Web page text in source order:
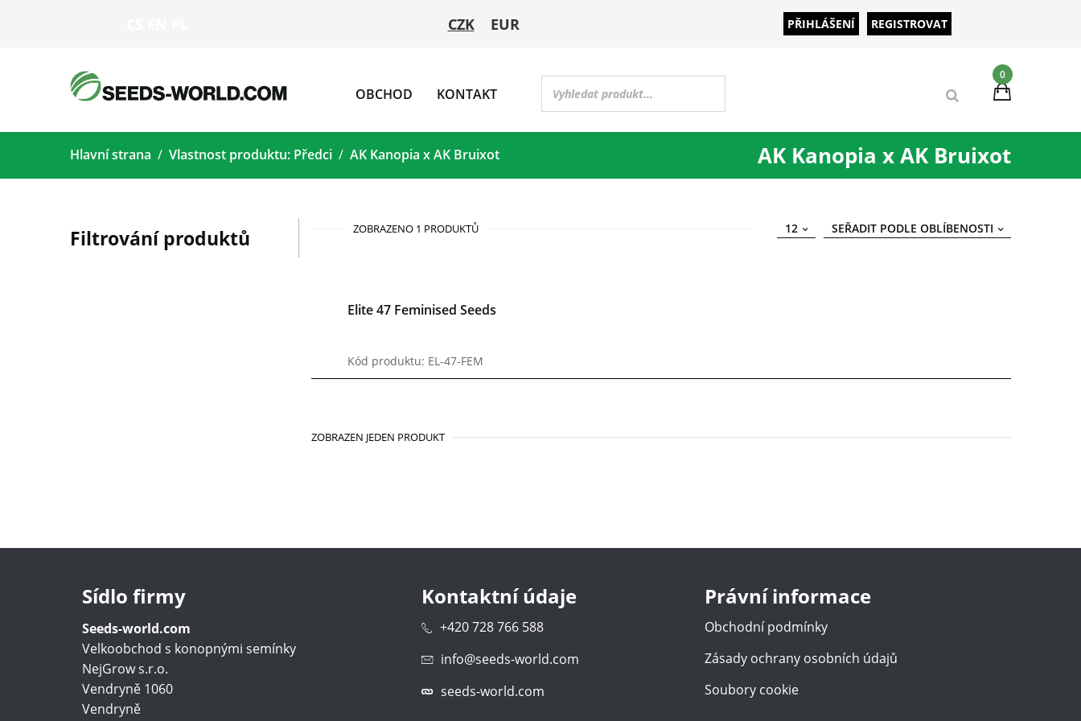
CZK EUR PŘIHLÁŠENÍ REGISTROVAT
0
OBCHOD KONTAKT
AK Kanopia x AK Bruixot
Hlavní strana Vlastnost produktu: Předci AK Kanopia x AK Bruixot
Filtrování produktů ZOBRAZENO 1 PRODUKTŮ SEŘADIT PODLE OBLÍBENOSTI
12
Elite 47 Feminised Seeds
Kód produktu: EL-47-FEM
ZOBRAZEN JEDEN PRODUKT
Sídlo firmy
Seeds-world.com
Velkoobchod s konopnými semínky
NejGrow s.r.o.
Vendryně 1060
Vendryně
Kontaktní údaje
+420 728 766 588
info@seeds-world.com
seeds-world.com
Právní informace
Obchodní podmínky
Zásady ochrany osobních údajů
Soubory cookie